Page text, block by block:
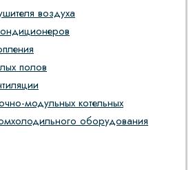
воздуха
полов
модульных котельных
оборудования